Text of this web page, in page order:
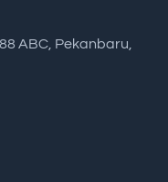
ABC, Pekanbaru,